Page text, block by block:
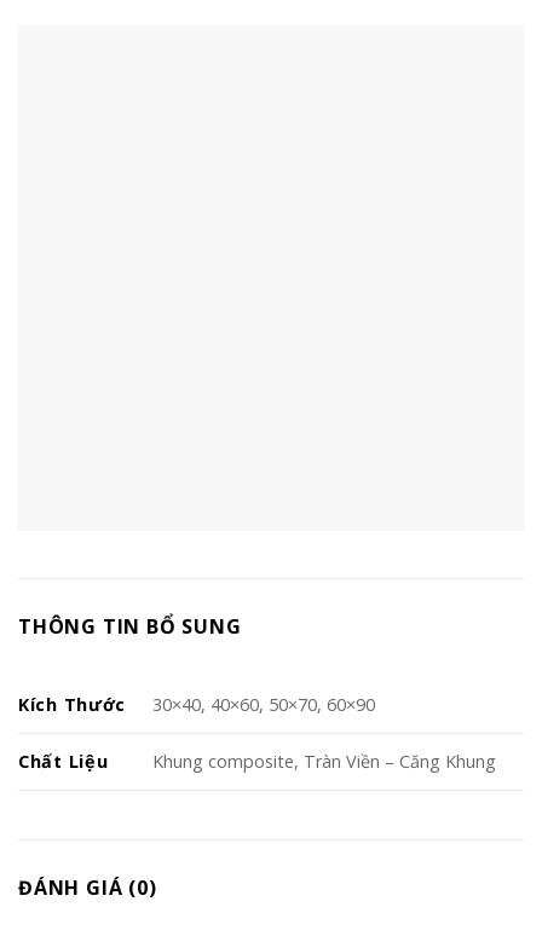
THÔNG TIN BỔ SUNG
Kích Thước 30×40, 40×60, 50×70, 60×90
Chất Liệu Khung composite, Tràn Viền – Căng Khung
ĐÁNH GIÁ (0)